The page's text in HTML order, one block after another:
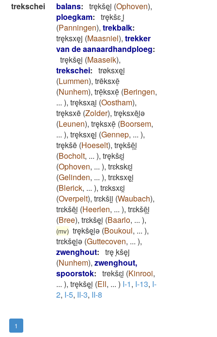
trekschei
balans: trękšęi̯ (Ophoven),
ploegkam: trękšɛ ̝i̯
(Panningen), trekbalk:
tręksxęj (Maasniel), trekker
van de aanaardhandploeg:
trękšęi̯ (Maaseik),
trekschei: trøksxęi̯
(Lummen), trēksxē̜
(Nunhem), trē̜ksxē̜ (Beringen,
... ), tręksxai̯ (Oostham),
tręksxē (Zolder), tręksxēi̯ǝ
(Leunen), tręksxē̜ (Boorsem,
... ), tręksxęi̯ (Gennep, ... ),
trękšē (Hoeselt), trękšē̜i̯
(Bocholt, ... ), trękšɛi̯
(Ophoven, ... ), trɛkskɛi̯
(Gelinden, ... ), trɛksxęi̯
(Blerick, ... ), trɛksxɛi̯
(Overpelt), trɛkšii̯ (Waubach),
trɛkšēi̯ (Heerlen, ... ), trɛkšē̜i̯
(Bree), trɛkšęi̯ (Baarlo, ... ),
(mv) trękšęi̯ǝ (Boukoul, ... ),
trɛkšęi̯ǝ (Guttecoven, ... ),
zwenghout: trę ̞kšęj
(Nunhem), zwenghout,
spoorstok: trekšɛi̯ (Kinrooi,
... ), trękšęi̯ (Ell, ... ) I-1, I-13, I-
2, I-5, II-3, II-8
1